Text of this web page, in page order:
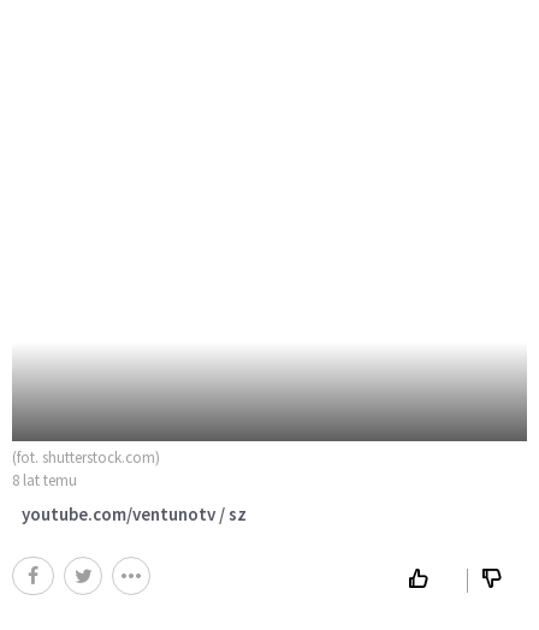
(fot. shutterstock.com)
8 lat temu
youtube.com/ventunotv / sz